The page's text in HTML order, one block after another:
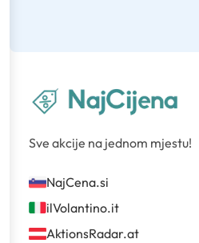
Sve akcije na jednom mjestu!
NajCena.si
ilVolantino.it
AktionsRadar.at